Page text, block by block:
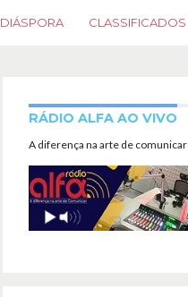
DIÁSPORA CLASSIFICADOS
RÁDIO ALFA AO VIVO
A diferença na arte de comunicar